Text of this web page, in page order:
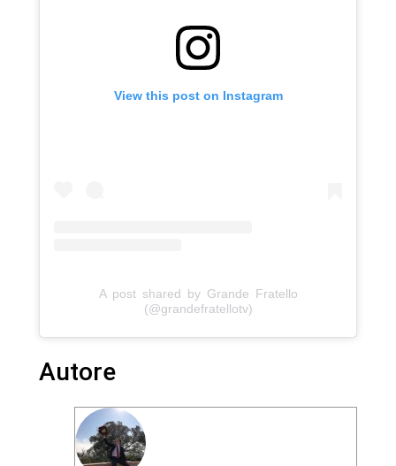
View this post on Instagram
A post shared by Grande Fratello
(@grandefratellotv)
Autore